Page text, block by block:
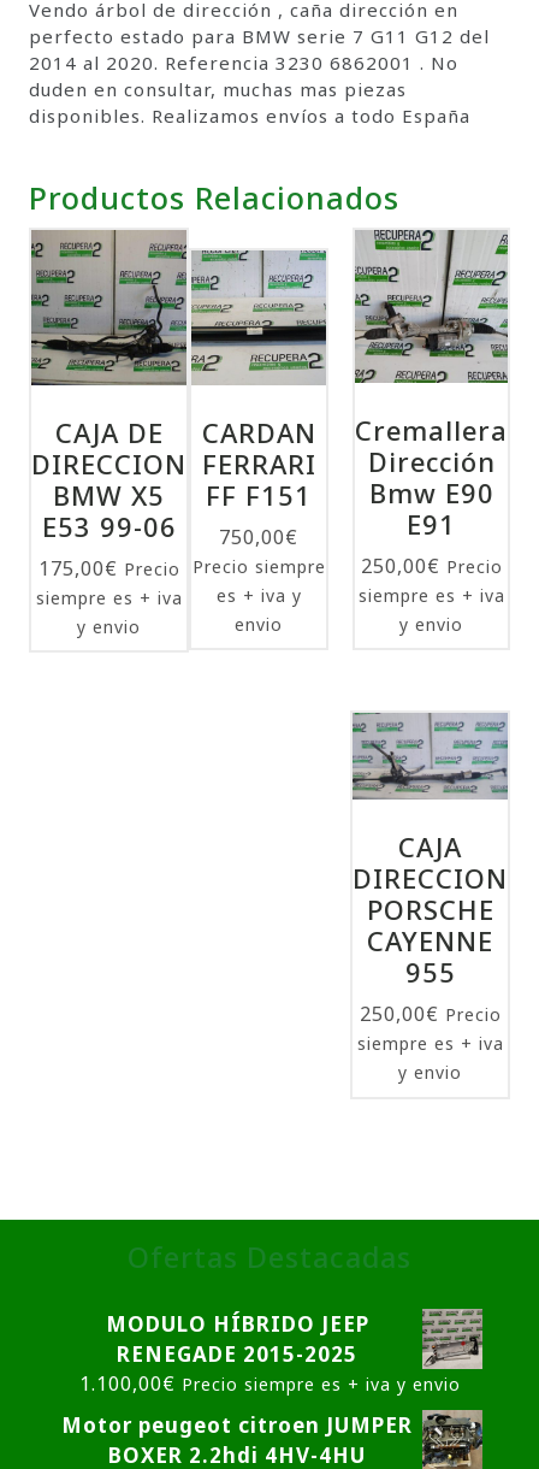
Vendo árbol de dirección , caña dirección en
perfecto estado para BMW serie 7 G11 G12 del
2014 al 2020. Referencia 3230 6862001 . No
duden en consultar, muchas mas piezas
disponibles. Realizamos envíos a todo España
Productos Relacionados
CAJA DE
DIRECCION
BMW X5
E53 99-06
175,00€ Precio
siempre es + iva
y envio
Cremallera
Dirección
Bmw E90
E91
250,00€ Precio
siempre es + iva
y envio
CARDAN
FERRARI
FF F151
750,00€
Precio siempre
es + iva y
envio
CAJA
DIRECCION
PORSCHE
CAYENNE
955
250,00€ Precio
siempre es + iva
y envio
Ofertas Destacadas
MODULO HÍBRIDO JEEP
RENEGADE 2015-2025
1.100,00€ Precio siempre es + iva y envio
Motor peugeot citroen JUMPER
BOXER 2.2hdi 4HV-4HU